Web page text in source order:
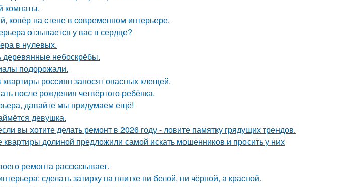
комнаты.
ковёр на стене в современном интерьере.
отзывается у вас в сердце?
в нулевых.
деревянные небоскрёбы.
подорожали.
россиян заносят опасных клещей.
после рождения четвёртого ребёнка.
давайте мы придумаем ещё!
девушка.
вы хотите делать ремонт в 2026 году - ловите памятку грядущих трендов.
квартиры долиной предложили самой искать мошенников и просить у них
ремонта рассказывает.
сделать затирку на плитке ни белой, ни чёрной, а красной.